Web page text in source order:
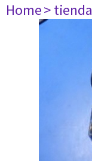
Home> tienda